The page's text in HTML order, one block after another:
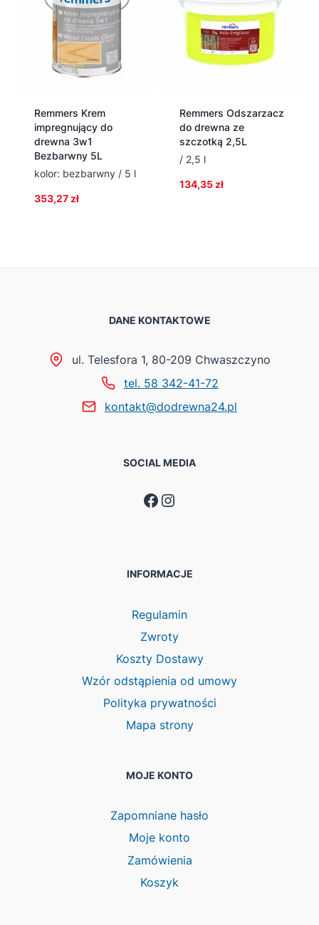
Remmers Krem
impregnujący do
drewna 3w1
Bezbarwny 5L
kolor: bezbarwny / 5 l
353,27 zł
Remmers Odszarzacz
do drewna ze
szczotką 2,5L
/ 2,5 l
134,35 zł
DANE KONTAKTOWE
ul. Telesfora 1, 80-209 Chwaszczyno
tel. 58 342-41-72
kontakt@dodrewna24.pl
SOCIAL MEDIA
Facebook
Instagram
INFORMACJE
Regulamin
Zwroty
Koszty Dostawy
Wzór odstąpienia od umowy
Polityka prywatności
Mapa strony
MOJE KONTO
Zapomniane hasło
Moje konto
Zamówienia
Koszyk